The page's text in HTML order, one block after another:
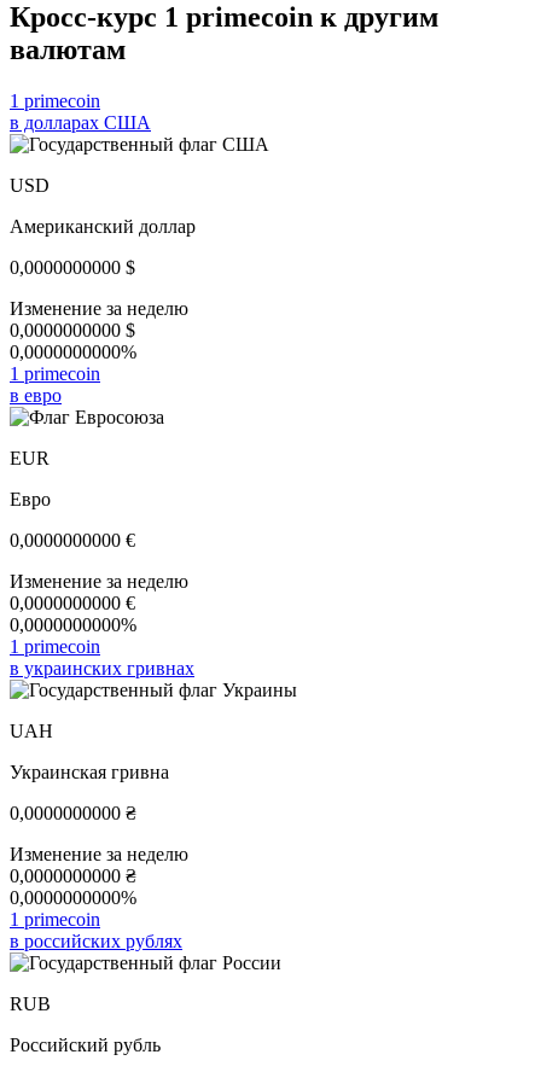
Кросс-курс 1 primecoin к другим
валютам
1 primecoin
в долларах США
USD
Американский доллар
0,0000000000 $
Изменение за неделю
0,0000000000 $
0,0000000000%
1 primecoin
в евро
EUR
Евро
0,0000000000 €
Изменение за неделю
0,0000000000 €
0,0000000000%
1 primecoin
в украинских гривнах
UAH
Украинская гривна
0,0000000000 ₴
Изменение за неделю
0,0000000000 ₴
0,0000000000%
1 primecoin
в российских рублях
RUB
Российский рубль